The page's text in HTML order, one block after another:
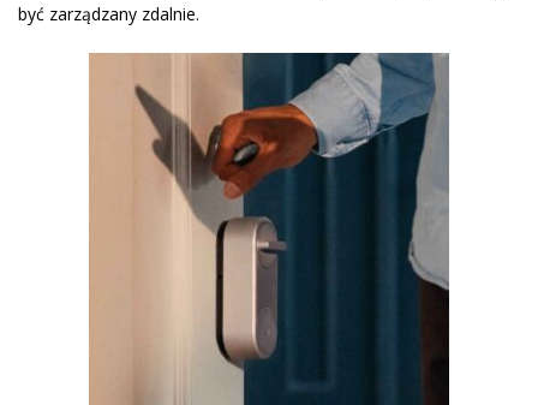
być zarządzany zdalnie.